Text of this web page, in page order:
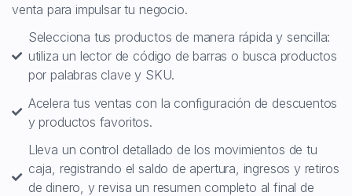
venta para impulsar tu negocio.
Selecciona tus productos de manera rápida y sencilla:
utiliza un lector de código de barras o busca productos
por palabras clave y SKU.
Acelera tus ventas con la configuración de descuentos
y productos favoritos.
Lleva un control detallado de los movimientos de tu
caja, registrando el saldo de apertura, ingresos y retiros
de dinero, y revisa un resumen completo al final de